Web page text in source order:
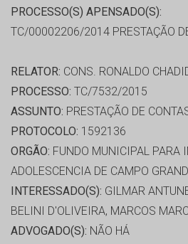
PROCESSO(S) APENSADO(S):
TC/00002206/2014 PRESTAÇÃO
RELATOR: CONS. RONALDO
PROCESSO: TC/7532/2015
ASSUNTO: PRESTAÇÃO DE
PROTOCOLO: 1592136
ORGÃO: FUNDO MUNICIPAL PARA
ADOLESCENCIA DE CAMPO
INTERESSADO(S): GILMAR
BELINI D'OLIVEIRA, MARCOS
ADVOGADO(S): NÃO HÁ